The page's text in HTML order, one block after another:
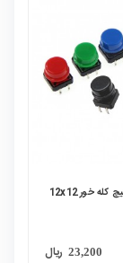
سرکلید تک سوئیچ کله خور 12x12
23,200 ریال